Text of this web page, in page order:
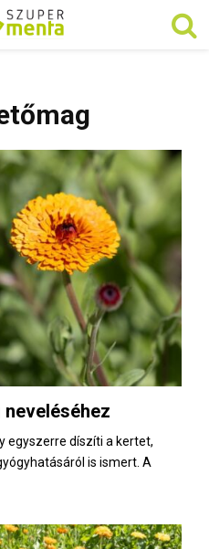
egyszerre díszíti a kertet,
is ismert. A